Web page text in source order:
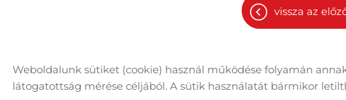
vissza az
© 2026 - Minden jog fenntartva Oldal
Weboldalunk sütiket (cookie) használ működése folyamán
látogatottság mérése céljából. A sütik használatát bármikor